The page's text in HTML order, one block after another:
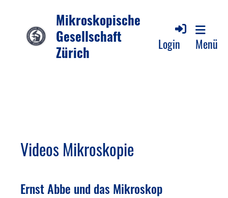
Mikroskopische
Gesellschaft
Zürich
Login Menü
Videos Mikroskopie
Ernst Abbe und das Mikroskop